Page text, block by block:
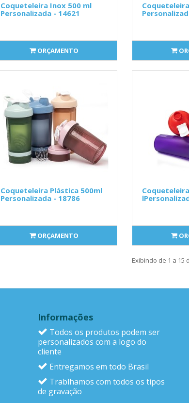
Coqueteleira Inox 500 ml
Personalizada - 14621
ORÇAMENTO
Coqueteleira Plástica 500ml
Personalizada - 18786
ORÇAMENTO
Exibindo de 1 a 15
Informações
Todos os produtos podem ser
personalizados com a logo do
cliente
Entregamos em todo Brasil
Trablhamos com todos os tipos
de gravação